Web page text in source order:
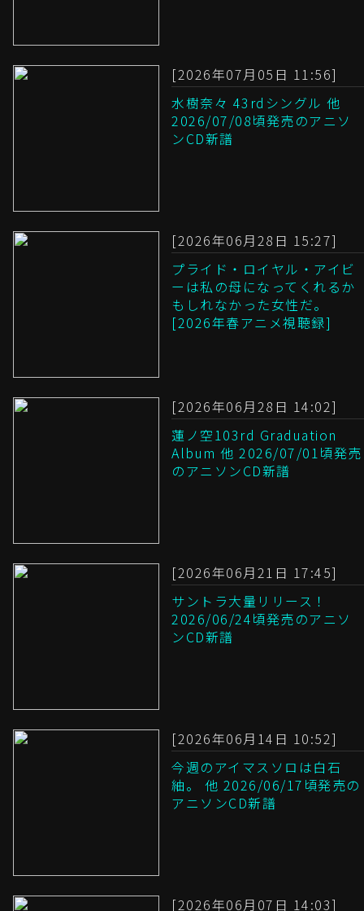
[2026年07月05日 11:56]
水樹奈々 43rdシングル 他
2026/07/08頃発売のアニソ
ンCD新譜
[2026年06月28日 15:27]
プライド・ロイヤル・アイビ
ーは私の母になってくれるか
もしれなかった女性だ。
[2026年春アニメ視聴録]
[2026年06月28日 14:02]
蓮ノ空103rd Graduation
Album 他 2026/07/01頃発売
のアニソンCD新譜
[2026年06月21日 17:45]
サントラ大量リリース！
2026/06/24頃発売のアニソ
ンCD新譜
[2026年06月14日 10:52]
今週のアイマスソロは白石
紬。 他 2026/06/17頃発売の
アニソンCD新譜
[2026年06月07日 14:03]